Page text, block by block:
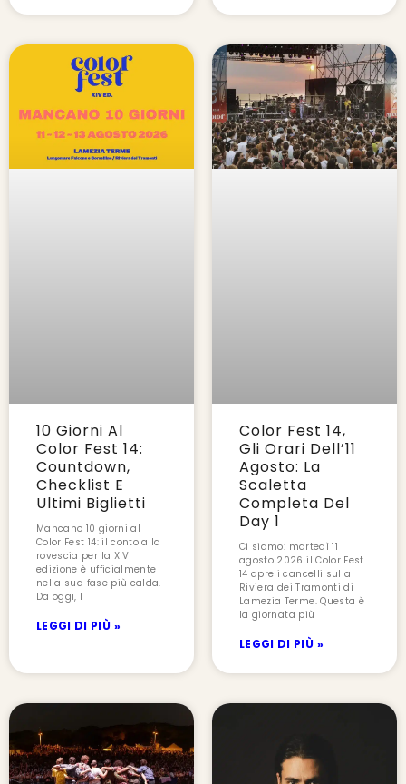
10 Giorni Al
Color Fest 14:
Countdown,
Checklist E
Ultimi Biglietti
Mancano 10 giorni al
Color Fest 14: il conto alla
rovescia per la XIV
edizione è ufficialmente
nella sua fase più calda.
Da oggi, 1
LEGGI DI PIÙ »
Color Fest 14,
Gli Orari Dell’11
Agosto: La
Scaletta
Completa Del
Day 1
Ci siamo: martedì 11
agosto 2026 il Color Fest
14 apre i cancelli sulla
Riviera dei Tramonti di
Lamezia Terme. Questa è
la giornata più
LEGGI DI PIÙ »